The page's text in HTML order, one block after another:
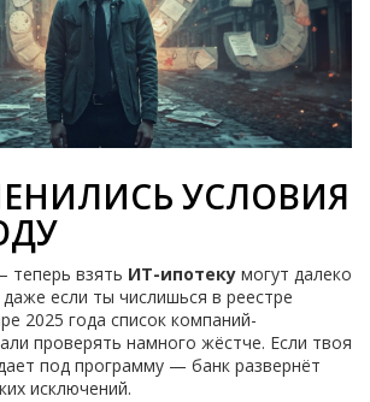
УСЛОВИЯ
взять ИТ-ипотеку могут далеко
если ты числишься в реестре
2025 года список компаний-
проверять намного жёстче. Если твоя
под программу — банк развернёт
исключений.